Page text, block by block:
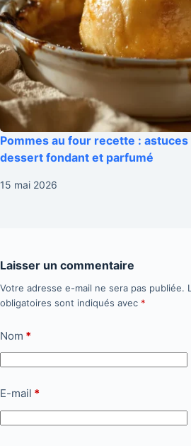
Pommes au four recette : astuces
dessert fondant et parfumé
15 mai 2026
Laisser un commentaire
Votre adresse e-mail ne sera pas publiée.
obligatoires sont indiqués avec *
Nom *
E-mail *